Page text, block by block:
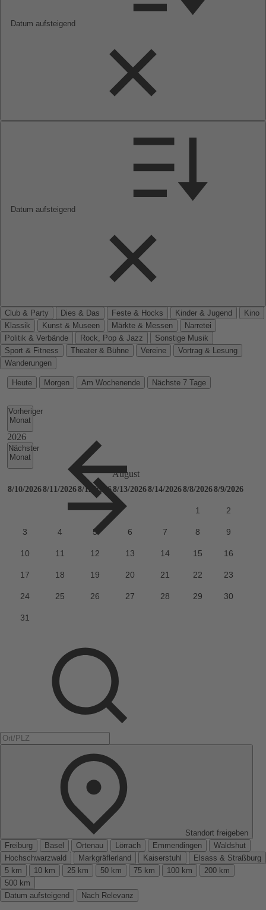
Datum aufsteigend
Datum aufsteigend
Club & Party Dies & Das Feste & Hocks Kinder & Jugend
Kino
Klassik
Kunst & Museen Märkte & Messen
Narretei
Politik & Verbände
Rock, Pop & Jazz
Sonstige Musik
Sport & Fitness
Theater & Bühne Vereine
Vortrag & Lesung
Wanderungen
Heute Morgen Am Wochenende Nächste 7 Tage
Vorheriger
Monat
Nächster
Monat
Standort freigeben
Freiburg
Basel Ortenau Lörrach Emmendingen
Waldshut
Hochschwarzwald
Markgräflerland Kaiserstuhl
Elsass & Straßburg
5 km
10 km 25 km 50 km 75 km 100 km
200 km
500 km
Datum aufsteigend
Nach Relevanz